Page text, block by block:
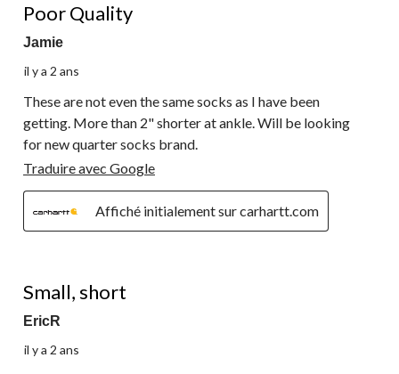
Poor Quality
Jamie
il y a 2 ans
These are not even the same socks as I have been
getting. More than 2" shorter at ankle. Will be looking
for new quarter socks brand.
Traduire avec Google
Affiché initialement sur carhartt.com
Small, short
EricR
il y a 2 ans